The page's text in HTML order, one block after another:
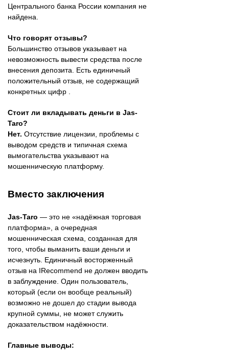
Центрального банка России компания не
найдена.
Что говорят отзывы?
Большинство отзывов указывает на
невозможность вывести средства после
внесения депозита. Есть единичный
положительный отзыв, не содержащий
конкретных цифр .
Стоит ли вкладывать деньги в Jas-
Taro?
Нет. Отсутствие лицензии, проблемы с
выводом средств и типичная схема
вымогательства указывают на
мошенническую платформу.
Вместо заключения
Jas-Taro — это не «надёжная торговая
платформа», а очередная
мошенническая схема, созданная для
того, чтобы выманить ваши деньги и
исчезнуть. Единичный восторженный
отзыв на IRecommend не должен вводить
в заблуждение. Один пользователь,
который (если он вообще реальный)
возможно не дошел до стадии вывода
крупной суммы, не может служить
доказательством надёжности.
Главные выводы: